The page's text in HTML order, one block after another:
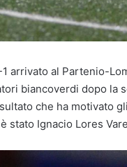
1 arrivato al Partenio-
biancoverdi dopo la
che ha motivato
stato Ignacio Lores